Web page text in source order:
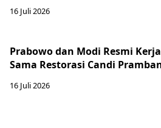
16 Juli 2026
Prabowo dan Modi Resmi Kerja
Sama Restorasi Candi
16 Juli 2026